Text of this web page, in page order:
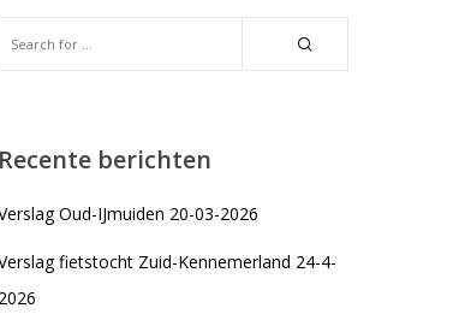
Recente berichten
Oud-IJmuiden 20-03-2026
fietstocht Zuid-Kennemerland 24-4-
2026